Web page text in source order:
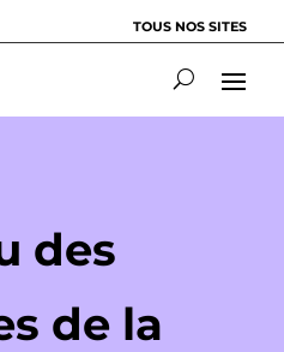
TOUS NOS SITES
des
de la